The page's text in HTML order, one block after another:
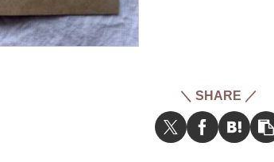
＼ SHARE ／